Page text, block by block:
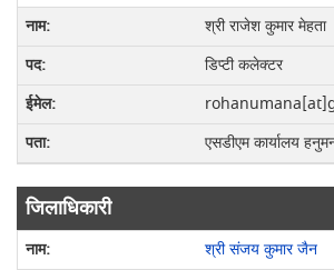
श्री राजेश कुमार मेहता
डिप्टी कलेक्टर
एसडीएम कार्यालय
जिलाधिकारी
श्री संजय कुमार जैन